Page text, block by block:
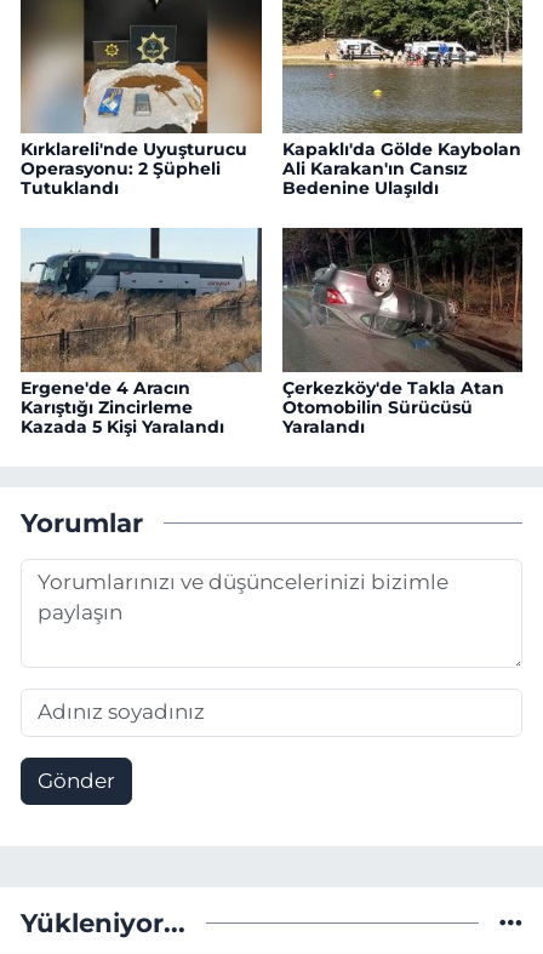
Kırklareli'nde Uyuşturucu
Operasyonu: 2 Şüpheli
Tutuklandı
Kapaklı'da Gölde Kaybolan
Ali Karakan'ın Cansız
Bedenine Ulaşıldı
Ergene'de 4 Aracın
Karıştığı Zincirleme
Kazada 5 Kişi Yaralandı
Çerkezköy'de Takla Atan
Otomobilin Sürücüsü
Yaralandı
Yorumlar
Gönder
Yükleniyor...